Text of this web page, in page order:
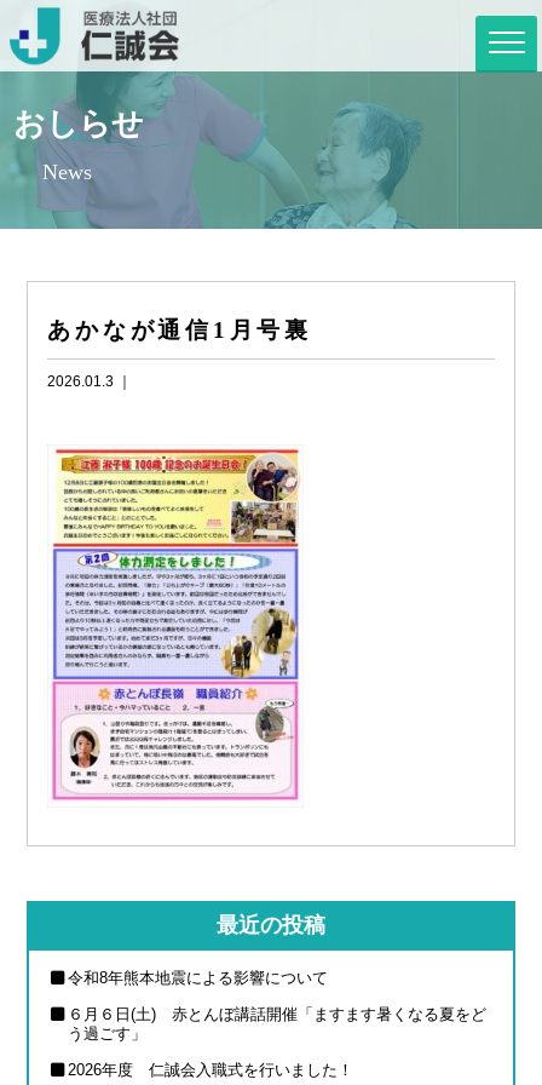
おしらせ
News
あかなが通信1月号裏
2026.01.3 ｜
最近の投稿
令和8年熊本地震による影響について
６月６日(土) 赤とんぼ講話開催「ますます暑くなる夏をど
う過ごす」
2026年度 仁誠会入職式を行いました！